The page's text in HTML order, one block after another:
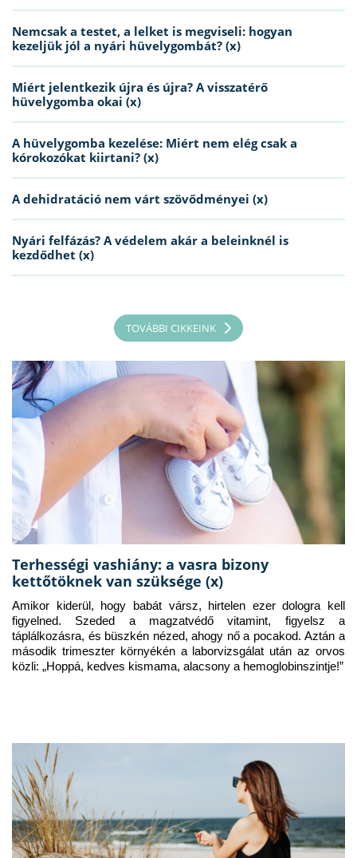
Nemcsak a testet, a lelket is megviseli: hogyan
kezeljük jól a nyári hüvelygombát? (x)
Miért jelentkezik újra és újra? A visszatérő
hüvelygomba okai (x)
A hüvelygomba kezelése: Miért nem elég csak a
kórokozókat kiirtani? (x)
A dehidratáció nem várt szövődményei (x)
Nyári felfázás? A védelem akár a beleinknél is
kezdődhet (x)
TOVÁBBI CIKKEINK
Terhességi vashiány: a vasra bizony
kettőtöknek van szüksége (x)
Amikor kiderül, hogy babát vársz, hirtelen ezer dologra kell
figyelned. Szeded a magzatvédő vitamint, figyelsz a
táplálkozásra, és büszkén nézed, ahogy nő a pocakod. Aztán a
második trimeszter környékén a laborvizsgálat után az orvos
közli: „Hoppá, kedves kismama, alacsony a hemoglobinszintje!”